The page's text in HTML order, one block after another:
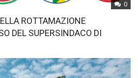
0
ROTTAMAZIONE
DEL SUPERSINDACO DI